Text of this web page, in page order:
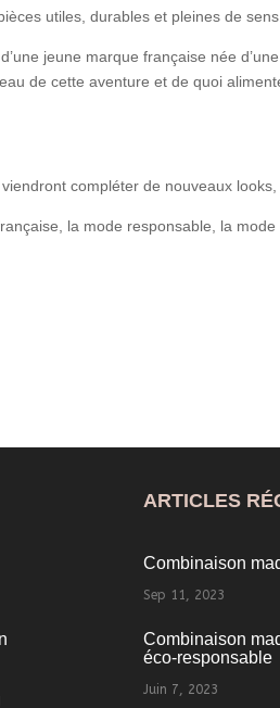
utiles, durables et pleines de
jeune marque française née
de cette aventure et de quoi
compléter de nouveaux
la mode responsable, la
ARTICLES
Combinaison
Sep 11, 2023
Combinaison
éco-responsable
Juin 7, 2023